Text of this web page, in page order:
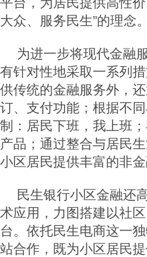
大众、服务民生”的理念。
为进一步将现代金融
有针对性地采取一系列
供传统的金融服务外，
订、支付功能；根据不
制：居民下班，我上班
产品；通过整合与居民
小区居民提供丰富的非金
民生银行小区金融还
术应用，力图搭建以社
台。依托民生电商这一
站合作，既为小区居民